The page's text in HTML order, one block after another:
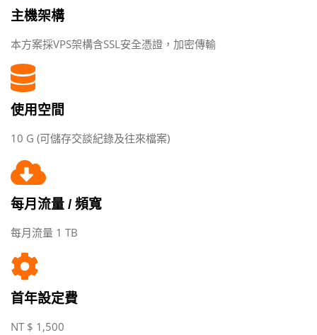
主機架構
本方案採VPS架構含SSL安全憑證，加密傳輸
使用空間
10 G (可儲存交談紀錄及往來檔案)
每月流量 / 頻寬
每月流量 1 TB
首年設定費
NT $ 1,500